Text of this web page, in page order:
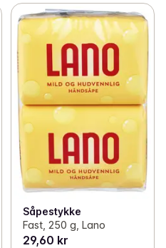
Såpestykke
Fast, 250 g, Lano
29,60 kr